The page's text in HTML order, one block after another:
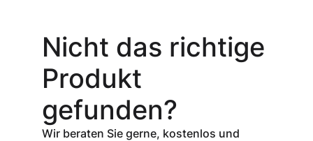
Gutschein-Code
INSPEC30
erhalten Sie
% Rabattauf
den Netto-
Verkaufspreis
aller Produkte
Nicht das richtige
Produkt
gefunden?
Wir beraten Sie gerne, kostenlos und